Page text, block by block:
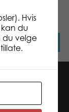
mer
Hvis
du
du velge